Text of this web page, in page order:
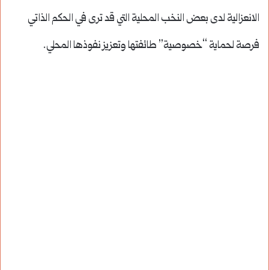
الانعزالية لدى بعض النخب المحلية التي قد ترى في الحكم الذاتي
فرصة لحماية “خصوصية” طائفتها وتعزيز نفوذها المحلي.